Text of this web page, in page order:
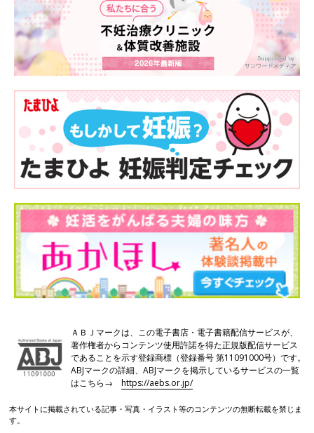
ＡＢＪマークは、この電子書店・電子書籍配信サービスが、
著作権者からコンテンツ使用許諾を得た正規版配信サービス
であることを示す登録商標（登録番号 第11091000号）です。
ABJマークの詳細、ABJマークを掲示しているサービスの一覧
はこちら→https://aebs.or.jp/
本サイトに掲載されている記事・写真・イラスト等のコンテンツの無断転載を禁じま
す。